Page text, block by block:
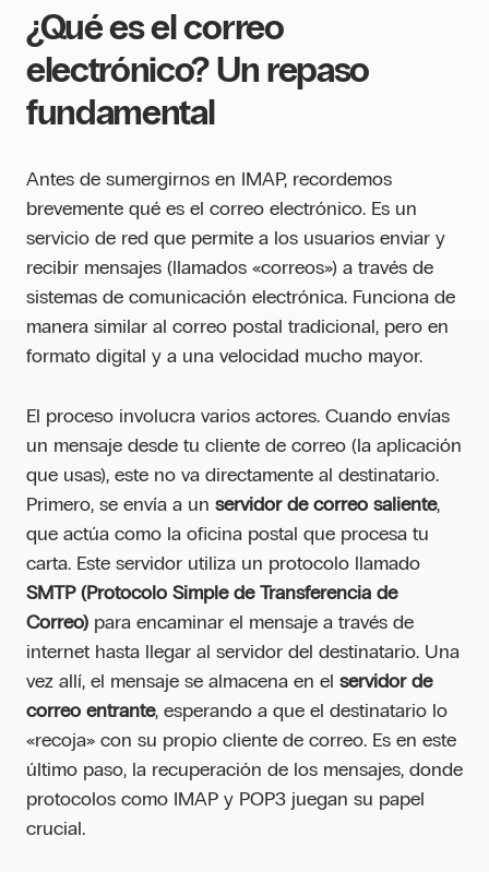
¿Qué es el correo
electrónico? Un repaso
fundamental
Antes de sumergirnos en IMAP, recordemos
brevemente qué es el correo electrónico. Es un
servicio de red que permite a los usuarios enviar y
recibir mensajes (llamados «correos») a través de
sistemas de comunicación electrónica. Funciona de
manera similar al correo postal tradicional, pero en
formato digital y a una velocidad mucho mayor.
El proceso involucra varios actores. Cuando envías
un mensaje desde tu cliente de correo (la aplicación
que usas), este no va directamente al destinatario.
Primero, se envía a un servidor de correo saliente,
que actúa como la oficina postal que procesa tu
carta. Este servidor utiliza un protocolo llamado
SMTP (Protocolo Simple de Transferencia de
Correo) para encaminar el mensaje a través de
internet hasta llegar al servidor del destinatario. Una
vez allí, el mensaje se almacena en el servidor de
correo entrante, esperando a que el destinatario lo
«recoja» con su propio cliente de correo. Es en este
último paso, la recuperación de los mensajes, donde
protocolos como IMAP y POP3 juegan su papel
crucial.